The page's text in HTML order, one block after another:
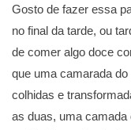
Gosto de fazer essa
no final da tarde, ou
de comer algo doce
que uma camarada
colhidas e
as duas, uma camada